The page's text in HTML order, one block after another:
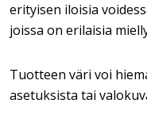
erityisen iloisia
joissa on erilaisia
Tuotteen väri voi
asetuksista tai